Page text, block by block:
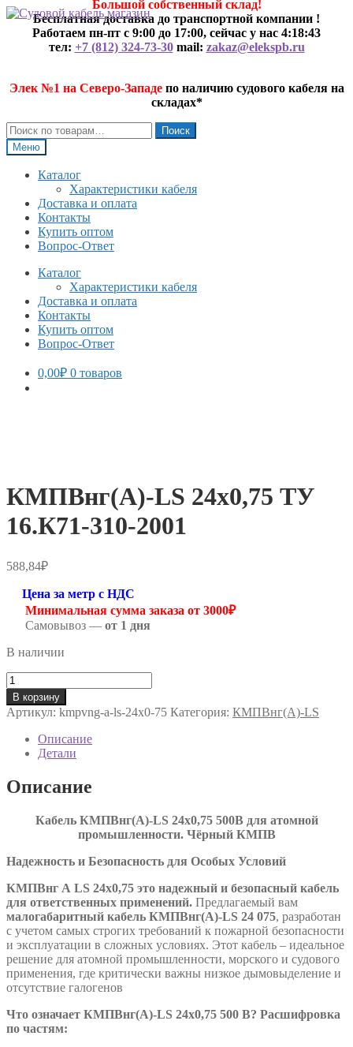
Перейти
навигации
Перейти
содержимому
Большой собственный склад!
Бесплатная доставка до транспортной компании !
Работаем пн-пт с 9:00 до 17:00, сейчас у нас 4:18:44
тел: +7 (812) 324-73-30mail: zakaz@elekspb.ru
Элек №1 на Северо-Западепо наличию судового кабеля на
складах*
Искать:
Поиск
Меню
Каталог
Характеристики кабеля
Доставка и оплата
Контакты
Купить оптом
Вопрос-Ответ
Каталог
Характеристики кабеля
Доставка и оплата
Контакты
Купить оптом
Вопрос-Ответ
0,00₽ 0 товаров
КМПВнг(А)-LS 24х0,75 ТУ
16.К71-310-2001
588,84₽
Цена за метр с НДС
Минимальная сумма заказа от 3000₽
Самовывоз — от 1 дня
В наличии
Количество
товара
КМПВнг(А)-
LS
24х0,75
16.К71-
310-
2001
В корзину
Артикул: kmpvng-a-ls-24х0-75 Категория: КМПВнг(А)-LS
Описание
Детали
Описание
Кабель КМПВнг(А)-LS 24х0,75 500В для атомной
промышленности. Чёрный КМПВ
Надежность и Безопасность для Особых Условий
КМПВнг А LS 24х0,75 это надежный и безопасный кабель
для ответственных применений. Предлагаемый вам
малогабаритный кабель КМПВнг(А)-LS 24 075, разработан
с учетом самых строгих требований к пожарной безопасности
и эксплуатации в сложных условиях. Этот кабель – идеальное
решение для атомной промышленности, морского и судового
применения, где критически важны низкое дымовыделение и
отсутствие галогенов
Что означает КМПВнг(А)-LS 24х0,75 500 В? Расшифровка
по частям: